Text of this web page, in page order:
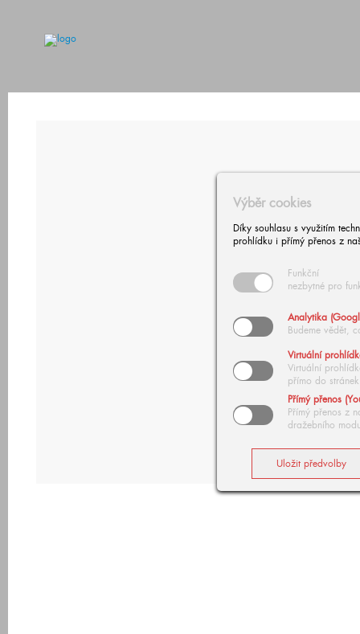
Výběr cookies
Díky souhlasu s využitím
prohlídku i přímý přenos z
Funkční
nezbytné pro
Analytika
Budeme vědět,
Virtuální
Virtuální
přímo do stránek
Přímý přenos
Přímý přenos z
dražebního